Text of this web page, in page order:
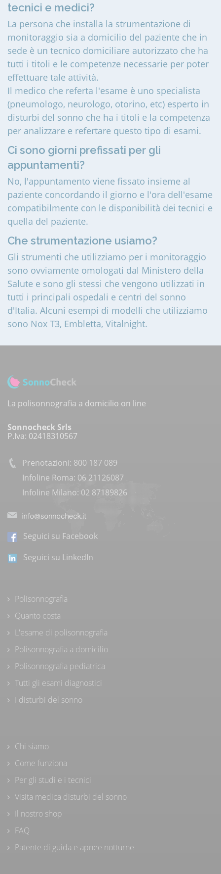
tecnici e medici?
La persona che installa la strumentazione di
monitoraggio sia a domicilio del paziente che in
sede è un tecnico domiciliare autorizzato che ha
tutti i titoli e le competenze necessarie per poter
effettuare tale attività.
Il medico che referta l'esame è uno specialista
(pneumologo, neurologo, otorino, etc) esperto in
disturbi del sonno che ha i titoli e la competenza
per analizzare e refertare questo tipo di esami.
Ci sono giorni prefissati per gli
appuntamenti?
No, l'appuntamento viene fissato insieme al
paziente concordando il giorno e l'ora dell'esame
compatibilmente con le disponibilità dei tecnici e
quella del paziente.
Che strumentazione usiamo?
Gli strumenti che utilizziamo per i monitoraggio
sono ovviamente omologati dal Ministero della
Salute e sono gli stessi che vengono utilizzati in
tutti i principali ospedali e centri del sonno
d'Italia. Alcuni esempi di modelli che utilizziamo
sono Nox T3, Embletta, Vitalnight.
La polisonnografia a domicilio on line
Sonnocheck Srls
P.Iva: 02418310567
Prenotazioni: 800 187 089
Infoline Roma: 06 21126087
Infoline Milano: 02 87189826
Seguici su Facebook
Seguici su LinkedIn
Polisonnografia
Quanto costa
L'esame di polisonnografia
Polisonnografia a domicilio
Polisonnografia pediatrica
Tutti gli esami diagnostici
I disturbi del sonno
Chi siamo
Come funziona
Per gli studi e i tecnici
Visita medica disturbi del sonno
Il nostro shop
FAQ
Patente di guida e apnee notturne